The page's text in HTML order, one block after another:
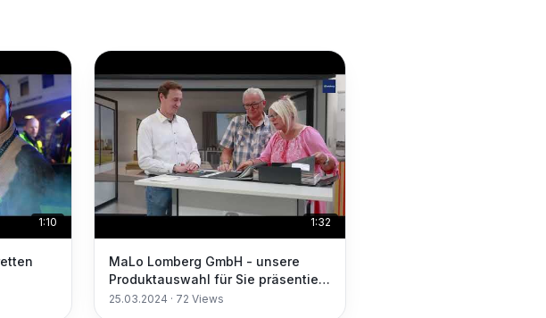
1:10 1:32
MaLo Lomberg GmbH - unsere
Produktauswahl für Sie präsentiert
in unserer Ausstellung in Lippstadt
25.03.2024 · 72 Views